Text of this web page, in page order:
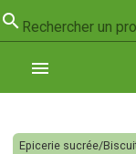
search Rechercher un
menu
Epicerie sucrée/